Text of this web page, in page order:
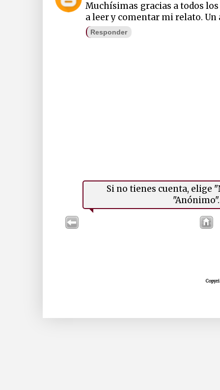
Muchísimas gracias a todos
a leer y comentar mi relato. Un
Responder
Si no tienes cuenta, elige
"Anónimo".